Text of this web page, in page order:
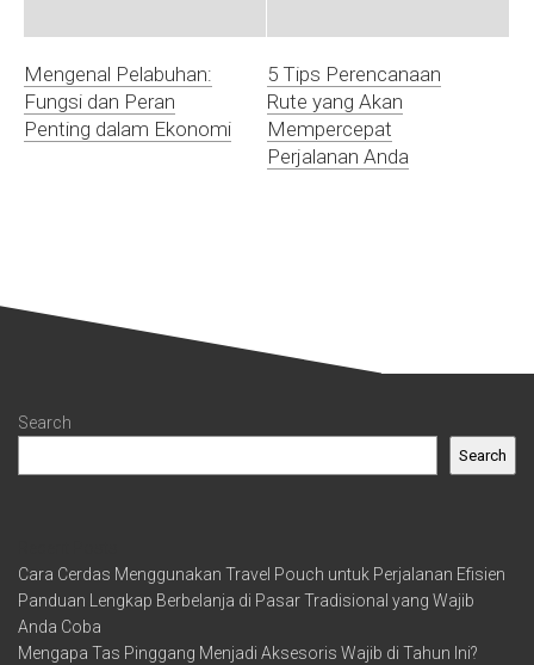
Mengenal Pelabuhan:
Fungsi dan Peran
Penting dalam Ekonomi
5 Tips Perencanaan
Rute yang Akan
Mempercepat
Perjalanan Anda
Search
Search
Cara Cerdas Menggunakan Travel Pouch untuk Perjalanan Efisien
Panduan Lengkap Berbelanja di Pasar Tradisional yang Wajib
Anda Coba
Mengapa Tas Pinggang Menjadi Aksesoris Wajib di Tahun Ini?